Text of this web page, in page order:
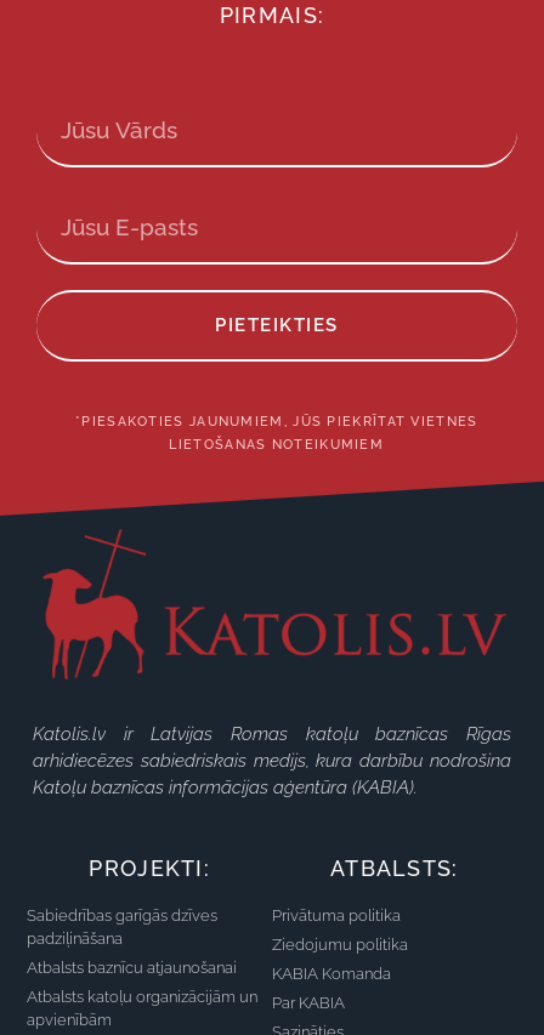
PIRMAIS:
PIETEIKTIES
*PIESAKOTIES JAUNUMIEM, JŪS PIEKRĪTAT VIETNES
LIETOŠANAS NOTEIKUMIEM
Katolis.lv ir Latvijas Romas katoļu baznīcas Rīgas
arhidiecēzes sabiedriskais medijs, kura darbību nodrošina
Katoļu baznīcas informācijas aģentūra (KABIA).
PROJEKTI:
Sabiedrības garīgās dzīves
padziļināšana
Atbalsts baznīcu atjaunošanai
Atbalsts katoļu organizācijām un
apvienībām
ATBALSTS:
Privātuma politika
Ziedojumu politika
KABIA Komanda
Par KABIA